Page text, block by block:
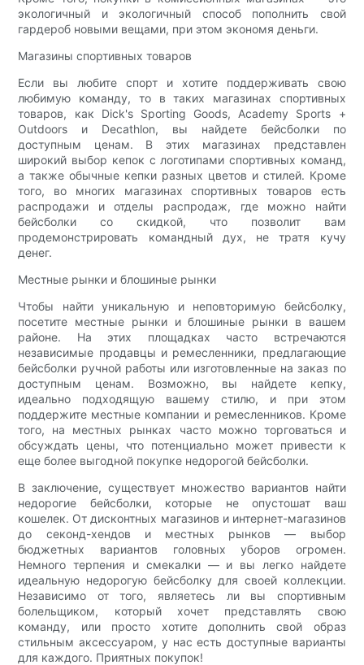
экологичный и экологичный способ пополнить свой
гардероб новыми вещами, при этом экономя деньги.
Магазины спортивных товаров
Если вы любите спорт и хотите поддерживать свою
любимую команду, то в таких магазинах спортивных
товаров, как Dick's Sporting Goods, Academy Sports +
Outdoors и Decathlon, вы найдете бейсболки по
доступным ценам. В этих магазинах представлен
широкий выбор кепок с логотипами спортивных команд,
а также обычные кепки разных цветов и стилей. Кроме
того, во многих магазинах спортивных товаров есть
распродажи и отделы распродаж, где можно найти
бейсболки со скидкой, что позволит вам
продемонстрировать командный дух, не тратя кучу
денег.
Местные рынки и блошиные рынки
Чтобы найти уникальную и неповторимую бейсболку,
посетите местные рынки и блошиные рынки в вашем
районе. На этих площадках часто встречаются
независимые продавцы и ремесленники, предлагающие
бейсболки ручной работы или изготовленные на заказ по
доступным ценам. Возможно, вы найдете кепку,
идеально подходящую вашему стилю, и при этом
поддержите местные компании и ремесленников. Кроме
того, на местных рынках часто можно торговаться и
обсуждать цены, что потенциально может привести к
еще более выгодной покупке недорогой бейсболки.
В заключение, существует множество вариантов найти
недорогие бейсболки, которые не опустошат ваш
кошелек. От дисконтных магазинов и интернет-магазинов
до секонд-хендов и местных рынков — выбор
бюджетных вариантов головных уборов огромен.
Немного терпения и смекалки — и вы легко найдете
идеальную недорогую бейсболку для своей коллекции.
Независимо от того, являетесь ли вы спортивным
болельщиком, который хочет представлять свою
команду, или просто хотите дополнить свой образ
стильным аксессуаром, у нас есть доступные варианты
для каждого. Приятных покупок!